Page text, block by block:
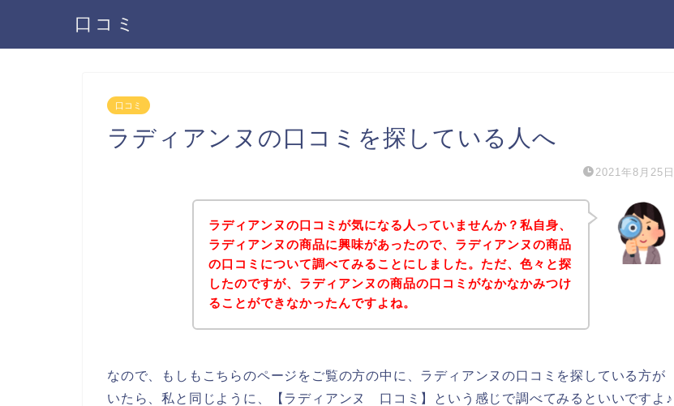
口コミ
口コミ
ラディアンヌの口コミを探している人へ
2021年8月25日
ラディアンヌの口コミが気になる人っていませんか？私自身、
ラディアンヌの商品に興味があったので、ラディアンヌの商品
の口コミについて調べてみることにしました。ただ、色々と探
したのですが、ラディアンヌの商品の口コミがなかなかみつけ
ることができなかったんですよね。
なので、もしもこちらのページをご覧の方の中に、ラディアンヌの口コミを探している方が
いたら、私と同じように、【ラディアンヌ 口コミ】という感じで調べてみるといいですよ♪